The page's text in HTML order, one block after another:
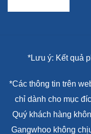
*Các thông tin trên
chỉ dành cho mục
Quý khách hàng